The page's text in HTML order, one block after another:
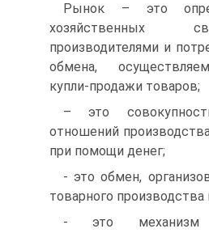
Рынок – это
хозяйственных
производителями и
обмена,
купли-продажи товаров;
– это
отношений
при помощи денег;
- это обмен,
товарного
- это механизм